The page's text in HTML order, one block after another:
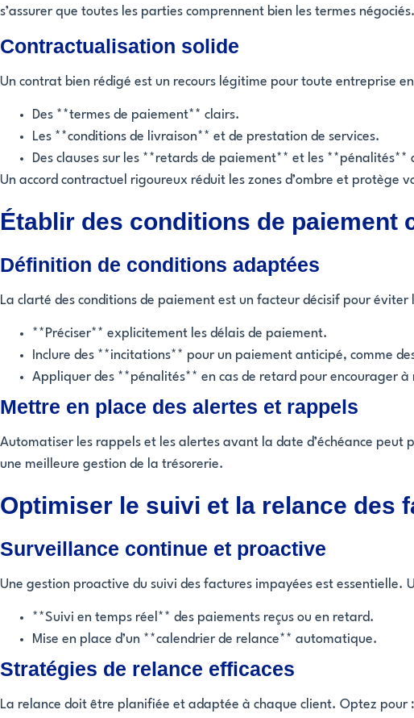
s’assurer que toutes les parties comprennent bien les termes négociés.
Contractualisation solide
Un contrat bien rédigé est un recours légitime pour toute entreprise
Des **termes de paiement** clairs.
Les **conditions de livraison** et de prestation de services.
Des clauses sur les **retards de paiement** et les **pénalités**
Un accord contractuel rigoureux réduit les zones d’ombre et protège
Établir des conditions de paiement
Définition de conditions adaptées
La clarté des conditions de paiement est un facteur décisif pour éviter
**Préciser** explicitement les délais de paiement.
Inclure des **incitations** pour un paiement anticipé, comme
Appliquer des **pénalités** en cas de retard pour encourager à
Mettre en place des alertes et rappels
Automatiser les rappels et les alertes avant la date d’échéance peut
une meilleure gestion de la trésorerie.
Optimiser le suivi et la relance des
Surveillance continue et proactive
Une gestion proactive du suivi des factures impayées est essentielle.
**Suivi en temps réel** des paiements reçus ou en retard.
Mise en place d’un **calendrier de relance** automatique.
Stratégies de relance efficaces
La relance doit être planifiée et adaptée à chaque client. Optez pour :